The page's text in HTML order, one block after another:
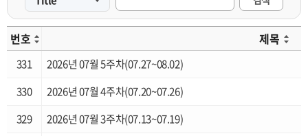
번호 제목
331
2026년 07월 5주차(07.27~08.02)
330
2026년 07월 4주차(07.20~07.26)
329
2026년 07월 3주차(07.13~07.19)